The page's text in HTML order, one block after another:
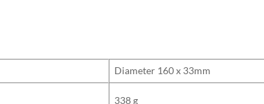
Diameter 160 x 33mm
338 g